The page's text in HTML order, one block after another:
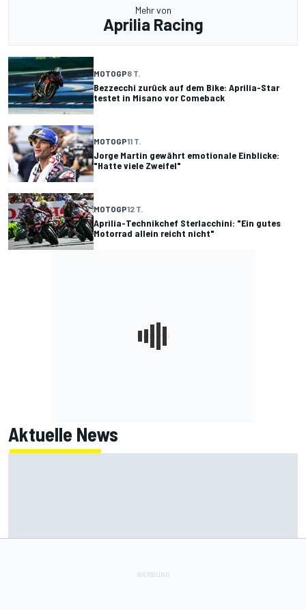
Mehr von
Aprilia Racing
MOTOGP8 T.
Bezzecchi zurück auf dem Bike: Aprilia-Star
testet in Misano vor Comeback
MOTOGP11 T.
Jorge Martin gewährt emotionale Einblicke:
"Hatte viele Zweifel"
MOTOGP12 T.
Aprilia-Technikchef Sterlacchini: "Ein gutes
Motorrad allein reicht nicht"
Aktuelle News